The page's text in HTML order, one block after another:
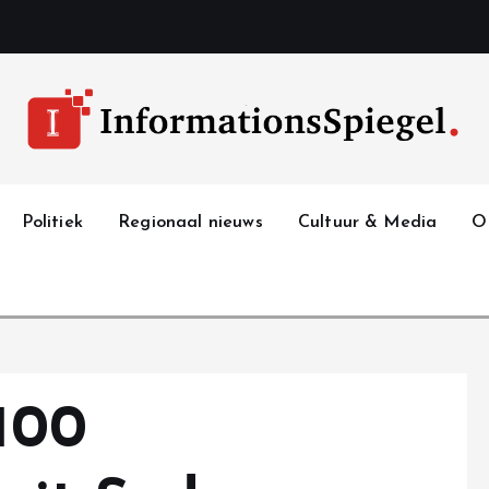
Politiek Regionaal nieuws Cultuur & Media